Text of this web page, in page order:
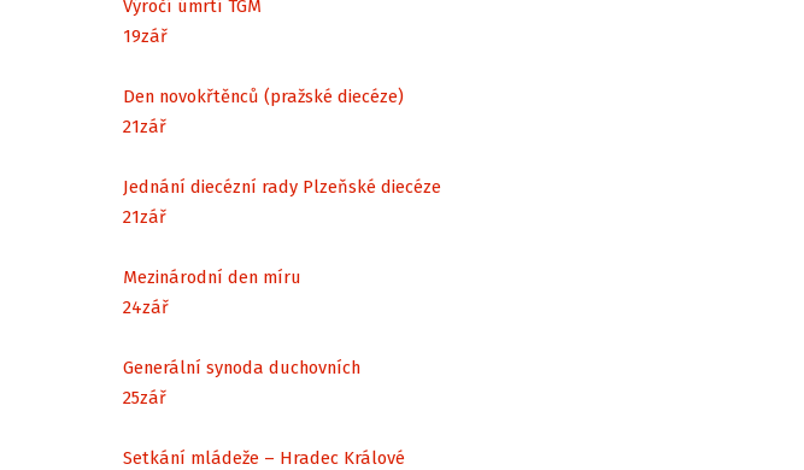
Výročí úmrtí TGM
19zář
Den novokřtěnců (pražské diecéze)
21zář
Jednání diecézní rady Plzeňské diecéze
21zář
Mezinárodní den míru
24zář
Generální synoda duchovních
25zář
Setkání mládeže – Hradec Králové